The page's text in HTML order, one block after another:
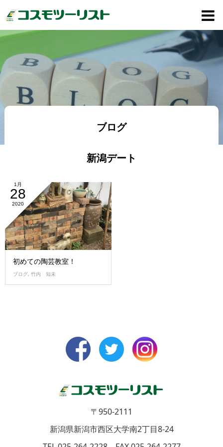
ブログ
新潟デート
1月
28
2020
初めての陶芸教室！
ブログ, 竹内 知未
〒950-2111
新潟県新潟市西区大学南2丁目8-24